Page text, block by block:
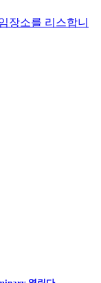
장소를 리스합니